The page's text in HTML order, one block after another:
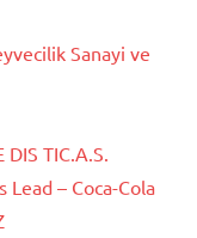
Sanayi ve
DIS TIC.A.S.
– Coca-Cola